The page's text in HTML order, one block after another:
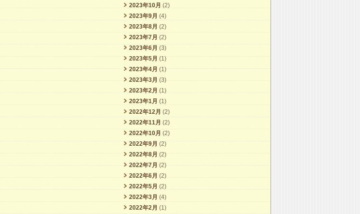
2023年10月 (2)
2023年9月 (4)
2023年8月 (2)
2023年7月 (2)
2023年6月 (3)
2023年5月 (1)
2023年4月 (1)
2023年3月 (3)
2023年2月 (1)
2023年1月 (1)
2022年12月 (2)
2022年11月 (2)
2022年10月 (2)
2022年9月 (2)
2022年8月 (2)
2022年7月 (2)
2022年6月 (2)
2022年5月 (2)
2022年3月 (4)
2022年2月 (1)